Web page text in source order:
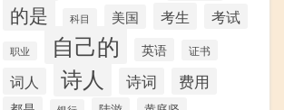
的是 科目 美国 考生 考试
职业 自己的 英语 证书
词人 诗人 诗词 费用